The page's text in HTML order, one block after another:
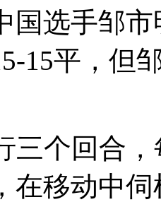
国选手邹
15平，但
个回合，
在移动中